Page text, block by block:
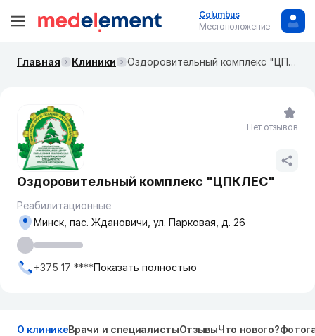
Columbus
Местоположение
Главная Клиники Оздоровительный комплекс "ЦПКЛЕС"
Оздоровительный комплекс "ЦПКЛЕС"
Реабилитационные
Минск, пас. Ждановичи, ул. Парковая, д. 26
+375 17 ****Показать полностью
Нет отзывов
О клиникеВрачи и специалистыОтзывыЧто нового?